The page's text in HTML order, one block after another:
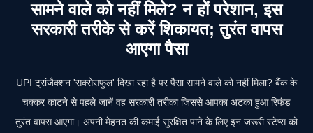
सामने वाले को नहीं मिले? न हों परेशान, इस
सरकारी तरीके से करें शिकायत; तुरंत वापस
आएगा पैसा
UPI ट्रांजैक्शन 'सक्सेसफुल' दिखा रहा है पर पैसा सामने वाले को नहीं मिला? बैंक के
चक्कर काटने से पहले जानें वह सरकारी तरीका जिससे आपका अटका हुआ रिफंड
तुरंत वापस आएगा। अपनी मेहनत की कमाई सुरक्षित पाने के लिए इन जरूरी स्टेप्स को